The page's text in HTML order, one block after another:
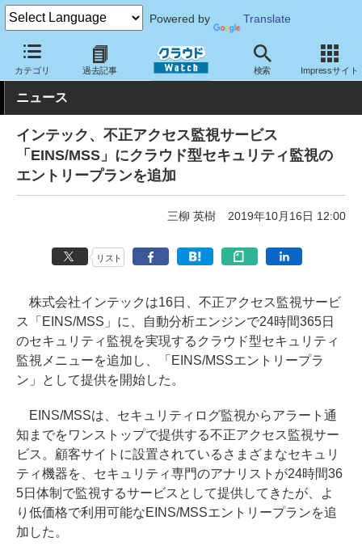
Powered by Translate
カテゴリ 過去記事 検索 Impressサイト
クラウド Watch セキュリティ セキュリティサービス
ニュース
インテック、不正アクセス監視サービス
「EINS/MSS」にクラウド型セキュリティ監視の
エントリープランを追加
三柳 英樹 2019年10月16日 12:00
リスト
株式会社インテックは16日、不正アクセス監視サービ
ス「EINS/MSS」に、自動分析エンジンで24時間365日
のセキュリティ監視を実現するクラウド型セキュリティ
監視メニューを追加し、「EINS/MSSエントリープラ
ン」として提供を開始した。
EINS/MSSは、セキュリティログ監視からアラート通
知までをワンストップで提供する不正アクセス監視サー
ビス。顧客サイトに設置されているさまざまなセキュリ
ティ機器を、セキュリティ専門のアナリストが24時間36
5日体制で監視するサービスとして提供してきたが、よ
り低価格で利用可能なEINS/MSSエントリープランを追
加した。